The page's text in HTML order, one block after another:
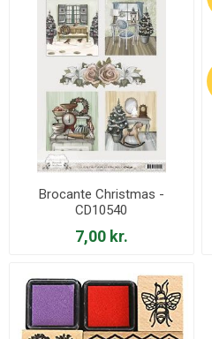
Brocante Christmas -
CD10540
7,00 kr.